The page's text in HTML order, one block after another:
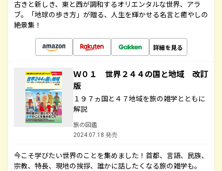
古きと新しき、東と西が調和するオリエンタルな世界、アラ
ブ。「地球の歩き方」が贈る、人生を輝かせる名言と癒やしの
絶景集！
詳細を見る
Ｗ０１ 世界２４４の国と地域 改訂
版
１９７ヵ国と４７地域を旅の雑学とともに
解説
旅の図鑑
2024.07.18 発売
今こそ学びたい世界のことを集めました！首都、言語、民族、
宗教、特長、現地の挨拶、誰かに話したくなる旅の雑学も。